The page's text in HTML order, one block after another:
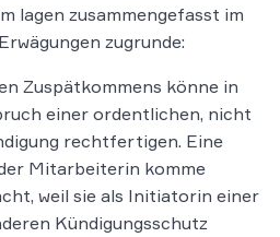
lagen zusammengefasst im
zugrunde:
Zuspätkommens könne in
einer ordentlichen, nicht
rechtfertigen. Eine
Mitarbeiterin komme
weil sie als Initiatorin einer
Kündigungsschutz